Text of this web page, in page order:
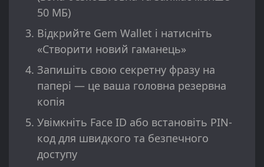
50 МБ)
Відкрийте Gem Wallet і натисніть
«Створити новий гаманець»
Запишіть свою секретну фразу на
папері — це ваша головна резервна
копія
Увімкніть Face ID або встановіть PIN-
код для швидкого та безпечного
доступу